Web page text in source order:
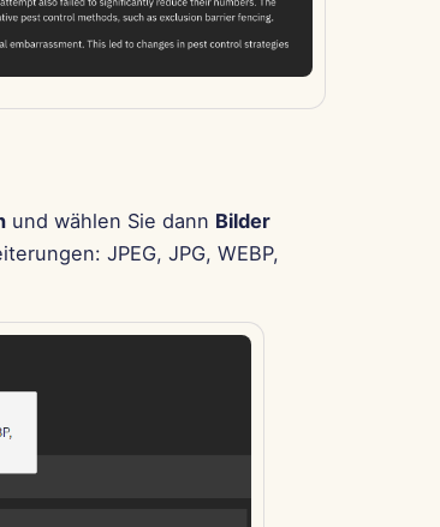
und wählen Sie dann Bilder
JPEG, JPG, WEBP,